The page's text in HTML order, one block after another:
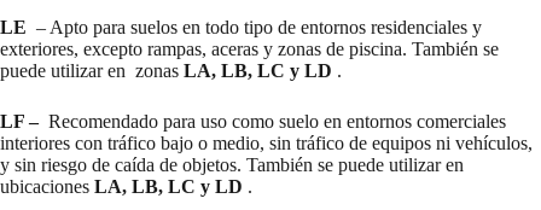
LE – Apto para suelos en todo tipo de entornos residenciales y
exteriores, excepto rampas, aceras y zonas de piscina. También se
puede utilizar en zonas LA, LB, LC y LD .
LF – Recomendado para uso como suelo en entornos comerciales
interiores con tráfico bajo o medio, sin tráfico de equipos ni vehículos,
y sin riesgo de caída de objetos. También se puede utilizar en
ubicaciones LA, LB, LC y LD .